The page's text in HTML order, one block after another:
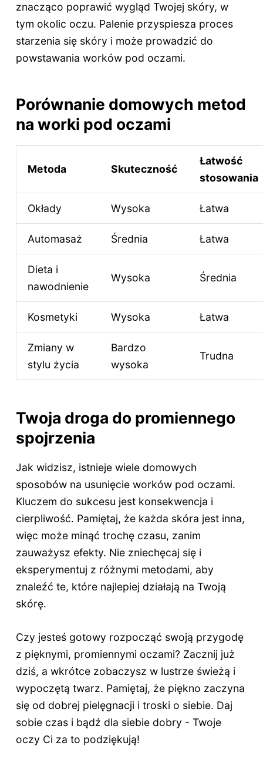
znacząco poprawić wygląd Twojej skóry, w
tym okolic oczu. Palenie przyspiesza proces
starzenia się skóry i może prowadzić do
powstawania worków pod oczami.
Porównanie domowych metod
na worki pod oczami
Metoda Skuteczność
Łatwość
stosowania
Okłady Wysoka Łatwa
Automasaż Średnia Łatwa
Dieta i
nawodnienie
Wysoka Średnia
Kosmetyki Wysoka Łatwa
Zmiany w
stylu życia
Bardzo
wysoka
Trudna
Twoja droga do promiennego
spojrzenia
Jak widzisz, istnieje wiele domowych
sposobów na usunięcie worków pod oczami.
Kluczem do sukcesu jest konsekwencja i
cierpliwość. Pamiętaj, że każda skóra jest inna,
więc może minąć trochę czasu, zanim
zauważysz efekty. Nie zniechęcaj się i
eksperymentuj z różnymi metodami, aby
znaleźć te, które najlepiej działają na Twoją
skórę.
Czy jesteś gotowy rozpocząć swoją przygodę
z pięknymi, promiennymi oczami? Zacznij już
dziś, a wkrótce zobaczysz w lustrze świeżą i
wypoczętą twarz. Pamiętaj, że piękno zaczyna
się od dobrej pielęgnacji i troski o siebie. Daj
sobie czas i bądź dla siebie dobry - Twoje
oczy Ci za to podziękują!